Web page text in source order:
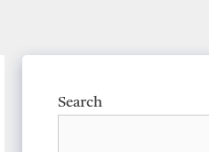
Search